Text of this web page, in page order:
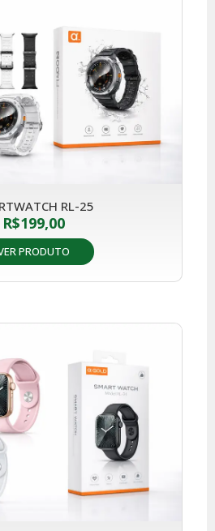
RL-25
R$199,00
PRODUTO